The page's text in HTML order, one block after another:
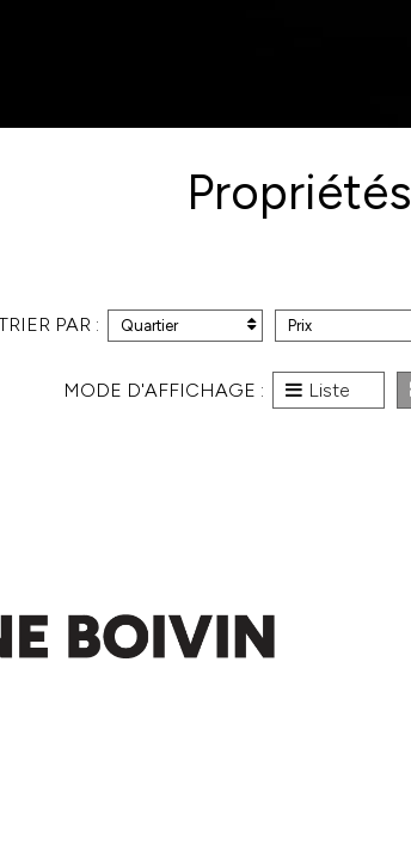
Propriétés
PAR : Quartier Prix
MODE D'AFFICHAGE : Liste